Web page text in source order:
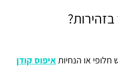
או הנחיותאיפוס קודן